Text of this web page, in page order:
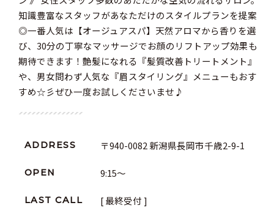
知識豊富なスタッフがあなただけのスタイルプランを提案
◎一番人気は【オージュアスパ】天然アロマから香りを選
び、30分の丁寧なマッサージでお顔のリフトアップ効果も
期待できます！艶髪になれる『髪質改善トリートメント』
や、男女問わず人気な『眉スタイリング』メニューもおす
すめ☆彡ぜひ一度お試しくださいませ♪
ADDRESS 〒940-0082 新潟県長岡市千歳2-9-1
OPEN 9:15～
LAST CALL
[ 最終受付 ]